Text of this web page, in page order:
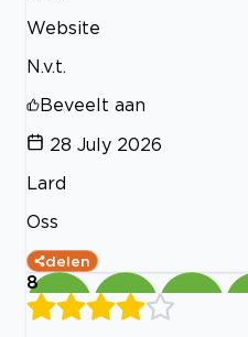
Website
N.v.t.
Beveelt aan
28 July 2026
Lard
Oss
delen
8